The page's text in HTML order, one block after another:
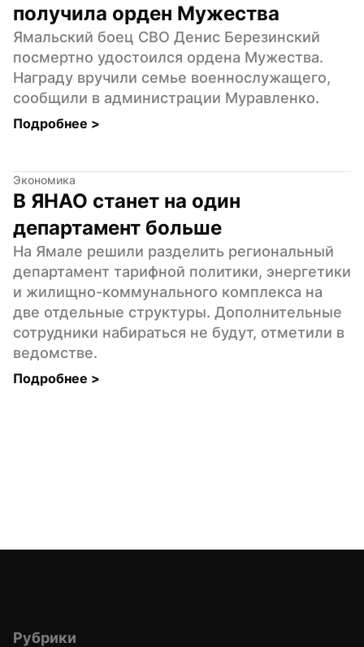
получила орден Мужества
Ямальский боец СВО Денис Березинский
посмертно удостоился ордена Мужества.
Награду вручили семье военнослужащего,
сообщили в администрации Муравленко.
Подробнее >
Экономика
В ЯНАО станет на один
департамент больше
На Ямале решили разделить региональный
департамент тарифной политики, энергетики
и жилищно-коммунального комплекса на
две отдельные структуры. Дополнительные
сотрудники набираться не будут, отметили в
ведомстве.
Подробнее >
Рубрики